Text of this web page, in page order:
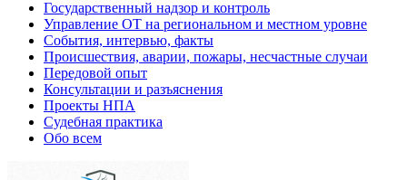
Государственный надзор и контроль
Управление ОТ на региональном и местном уровне
События, интервью, факты
Происшествия, аварии, пожары, несчастные случаи
Передовой опыт
Консультации и разъяснения
Проекты НПА
Судебная практика
Обо всем